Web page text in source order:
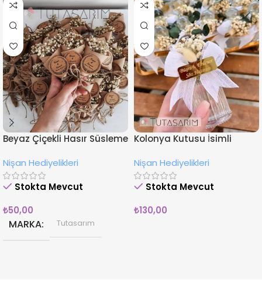
Beyaz Çiçekli Hasır Süsleme
Magnet
Nişan Hediyelikleri
Stokta Mevcut
₺50,00
MARKA Tutasarım
Kolonya Kutusu İsimli
Nişan Hediyelikleri
Stokta Mevcut
₺130,00